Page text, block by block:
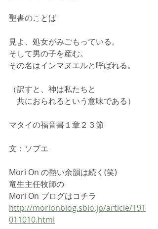
聖書のことば
見よ、処女がみごもっている。
そして男の子を産む。
その名はインマヌエルと呼ばれる。
（訳すと、神は私たちと
共におられるという意味である）
マタイの福音書１章２３節
文：ソブエ
Mori On の熱い余韻は続く(笑)
竜生主任牧師の
Mori On ブログはコチラ
http://morionblog.sblo.jp/article/191
011010.html